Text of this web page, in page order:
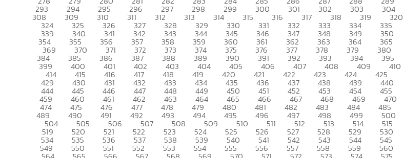
293 294 295 296 297 298 299 300 301 302 303 304
308 309 310 311 312 313 314 315 316 317 318 319 320
324 325 326 327 328 329 330 331 332 333 334 335
339 340 341 342 343 344 345 346 347 348 349 350
354 355 356 357 358 359 360 361 362 363 364 365
369 370 371 372 373 374 375 376 377 378 379 380
384 385 386 387 388 389 390 391 392 393 394 395
399 400 401 402 403 404 405 406 407 408 409 410
414 415 416 417 418 419 420 421 422 423 424 425
429 430 431 432 433 434 435 436 437 438 439 440
444 445 446 447 448 449 450 451 452 453 454 455
459 460 461 462 463 464 465 466 467 468 469 470
474 475 476 477 478 479 480 481 482 483 484 485
489 490 491 492 493 494 495 496 497 498 499 500
504 505 506 507 508 509 510 511 512 513 514 515
519 520 521 522 523 524 525 526 527 528 529 530
534 535 536 537 538 539 540 541 542 543 544 545
549 550 551 552 553 554 555 556 557 558 559 560